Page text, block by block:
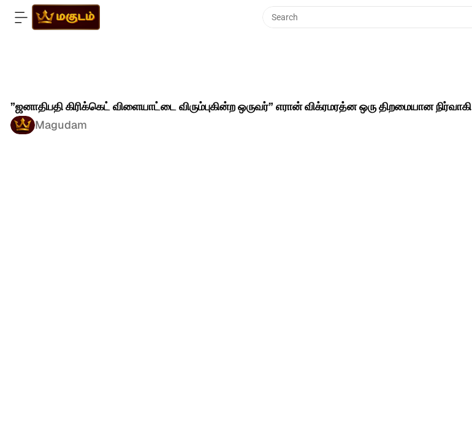
Search
”ஜனாதிபதி கிரிக்கெட் விளையாட்டை விரும்புகின்ற ஒருவர்” எரான் விக்ரமரத்ன ஒரு திறமையான நிர்வாகி
Magudam